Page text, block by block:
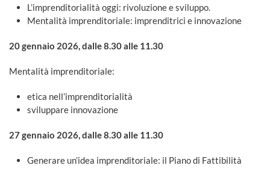
L’imprenditorialità oggi: rivoluzione e sviluppo.
Mentalità imprenditoriale: imprenditrici e innovazione
20 gennaio 2026, dalle 8.30 alle 11.30
Mentalità imprenditoriale:
etica nell’imprenditorialità
sviluppare innovazione
27 gennaio 2026, dalle 8.30 alle 11.30
Generare un’idea imprenditoriale: il Piano di Fattibilità